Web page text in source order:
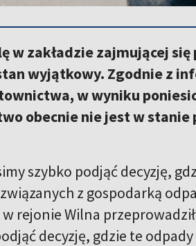
w zakładzie zajmującej
wyjątkowy. Zgodnie z
w wyniku
obecnie nie jest w stanie
szybko podjąć decyzję,
z gospodarką
rejonie Wilna
decyzję, gdzie te